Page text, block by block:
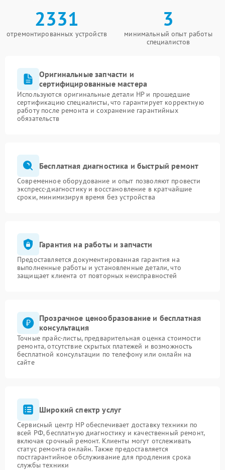
2331
отремонтированных устройств
3
минимальный опыт работы
специалистов
Оригинальные запчасти и
сертифицированные мастера
Используются оригинальные детали HP и прошедшие
сертификацию специалисты, что гарантирует корректную
работу после ремонта и сохранение гарантийных
обязательств
Бесплатная диагностика и быстрый ремонт
Современное оборудование и опыт позволяют провести
экспресс-диагностику и восстановление в кратчайшие
сроки, минимизируя время без устройства
Гарантия на работы и запчасти
Предоставляется документированная гарантия на
выполненные работы и установленные детали, что
защищает клиента от повторных неисправностей
Прозрачное ценообразование и бесплатная
консультация
Точные прайс-листы, предварительная оценка стоимости
ремонта, отсутствие скрытых платежей и возможность
бесплатной консультации по телефону или онлайн на
сайте
Широкий спектр услуг
Сервисный центр HP обеспечивает доставку техники по
всей РФ, бесплатную диагностику и качественный ремонт,
включая срочный ремонт. Клиенты могут отслеживать
статус ремонта онлайн. Также предоставляется
постгарантийное обслуживание для продления срока
службы техники